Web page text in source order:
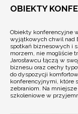
OBIEKTY
Obiekty konferencyjne
wyjątkowych chwil nad
spotkań biznesowych i
morzem, nie mogliście
Jarosławcu łączą w
biznesu oraz cechy
do dyspozycji
konferencyjnymi, które
zebraniom. Na
szkoleniowe w